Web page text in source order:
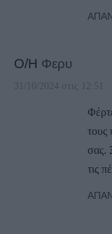
Ο/Η Φερυ
31/10/2024 στις 12:51
τους
σας.
τις